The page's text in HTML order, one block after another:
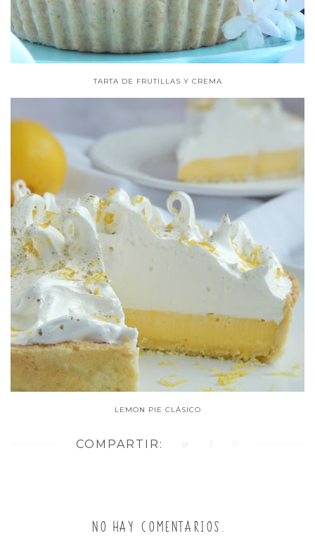
TARTA DE FRUTILLAS Y CREMA
LEMON PIE CLÁSICO
COMPARTIR:
NO HAY COMENTARIOS.